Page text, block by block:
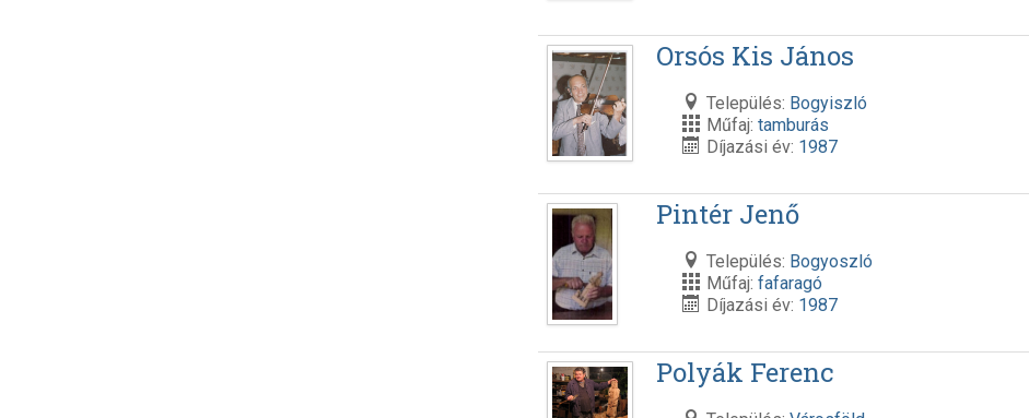
Orsós Kis János
Település: Bogyiszló
Műfaj:tamburás
Díjazási év: 1987
Pintér Jenő
Település: Bogyoszló
Műfaj:fafaragó
Díjazási év: 1987
Polyák Ferenc